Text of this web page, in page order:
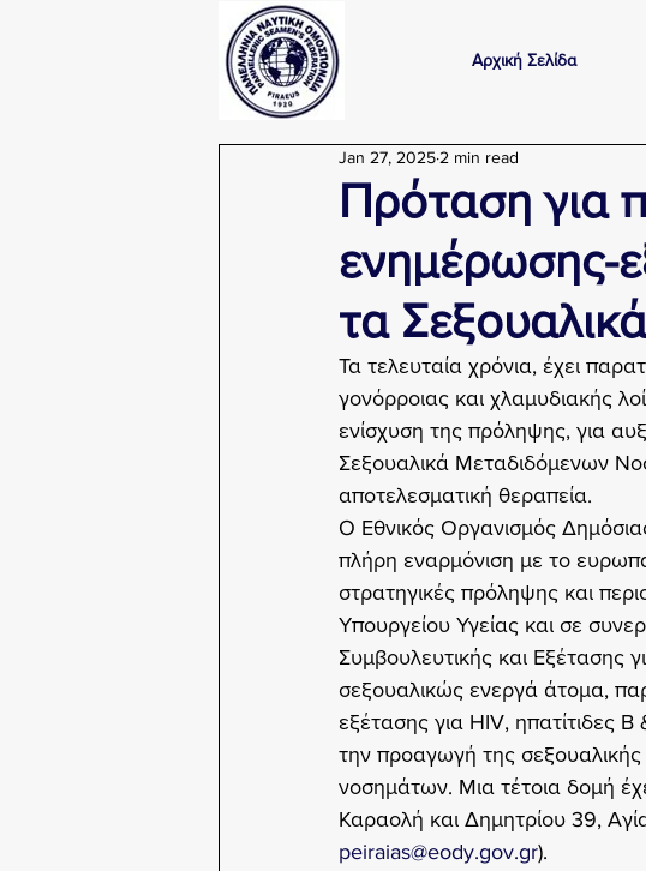
Αρχική Σελίδα
Πρόταση για
ενημέρωσης-
τα
Jan 27, 2025 2 min read
Τα τελευταία χρόνια, έχει
γονόρροιας και χλαμυδιακής
ενίσχυση της πρόληψης, για
Σεξουαλικά Μεταδιδόμενων
αποτελεσματική θεραπεία.
O Εθνικός Οργανισμός
πλήρη εναρμόνιση με το
στρατηγικές πρόληψης και
Υπουργείου Υγείας και σε
Συμβουλευτικής και Εξέτασης
σεξουαλικώς ενεργά άτομα,
εξέτασης για HIV, ηπατίτιδες
την προαγωγή της
νοσημάτων. Μια τέτοια δομή
Καραολή και Δημητρίου 39,
peiraias@eody.gov.gr).